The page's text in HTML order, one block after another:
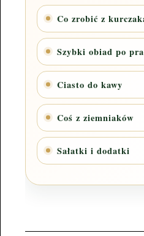
Co zrobić z
Szybki obiad po
Ciasto do kawy
Coś z ziemniaków
Sałatki i dodatki